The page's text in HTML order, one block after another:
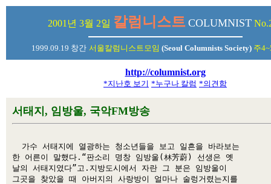
2001년 3월 2일 칼럼니스트 COLUMNIST
1999.09.19 창간 서울칼럼니스트모임 (Seoul Columnists Society)주
http://columnist.org
*지난호 보기 *누구나 칼럼 *의견함
서태지, 임방울, 국악FM방송
  가수 서태지에 열광하는 청소년들을 보고 일흔을 바라보는
한 어른이 말했다.“판소리 명창 임방울(林芳蔚) 선생은 옛
날의 서태지였다”고.지방도시에서 자란 그 분은 임방울이
그곳을 찾았을 때 아버지의 사랑방이 얼마나 술렁거렸는지를